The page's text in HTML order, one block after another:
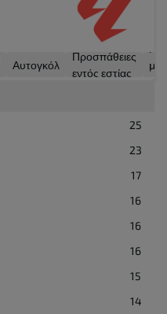
Αυτογκόλ
Προσπάθειες
εντός εστίας
με
25
23
17
16
16
16
15
14